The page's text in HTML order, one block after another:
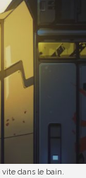
dans le bain.